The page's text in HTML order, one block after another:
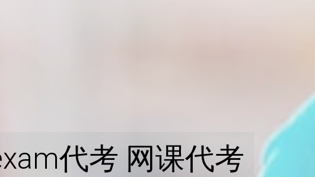
代考 网课代考